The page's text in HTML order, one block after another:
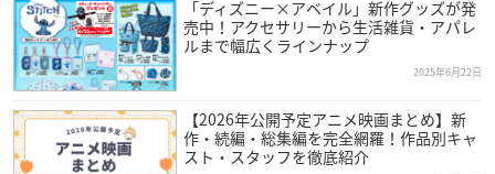
「ディズニー×アベイル」新作グッズが発
売中！アクセサリーから生活雑貨・アパレ
ルまで幅広くラインナップ
2025年6月22日
【2026年公開予定アニメ映画まとめ】新
作・続編・総集編を完全網羅！作品別キャ
スト・スタッフを徹底紹介